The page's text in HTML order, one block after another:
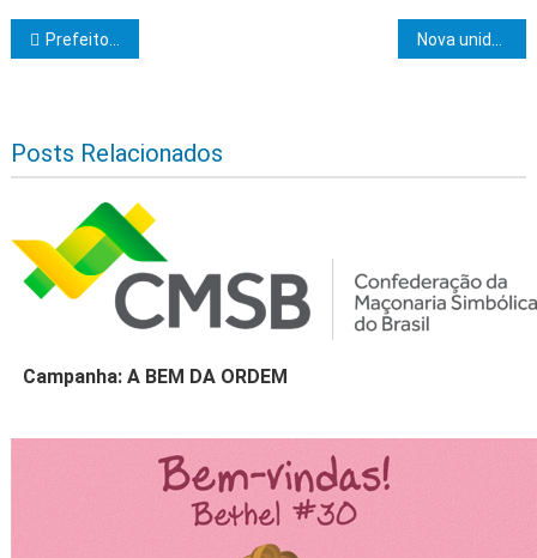
Navegação de Post
Prefeito Augusto Castro anuncia Concurso Público com 487 vagas para chamamento imediato
Posts Relacionados
Campanha: A BEM DA ORDEM